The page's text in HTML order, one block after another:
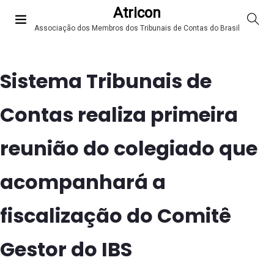
Atricon
Associação dos Membros dos Tribunais de Contas do Brasil
Sistema Tribunais de
Contas realiza primeira
reunião do colegiado que
acompanhará a
fiscalização do Comitê
Gestor do IBS